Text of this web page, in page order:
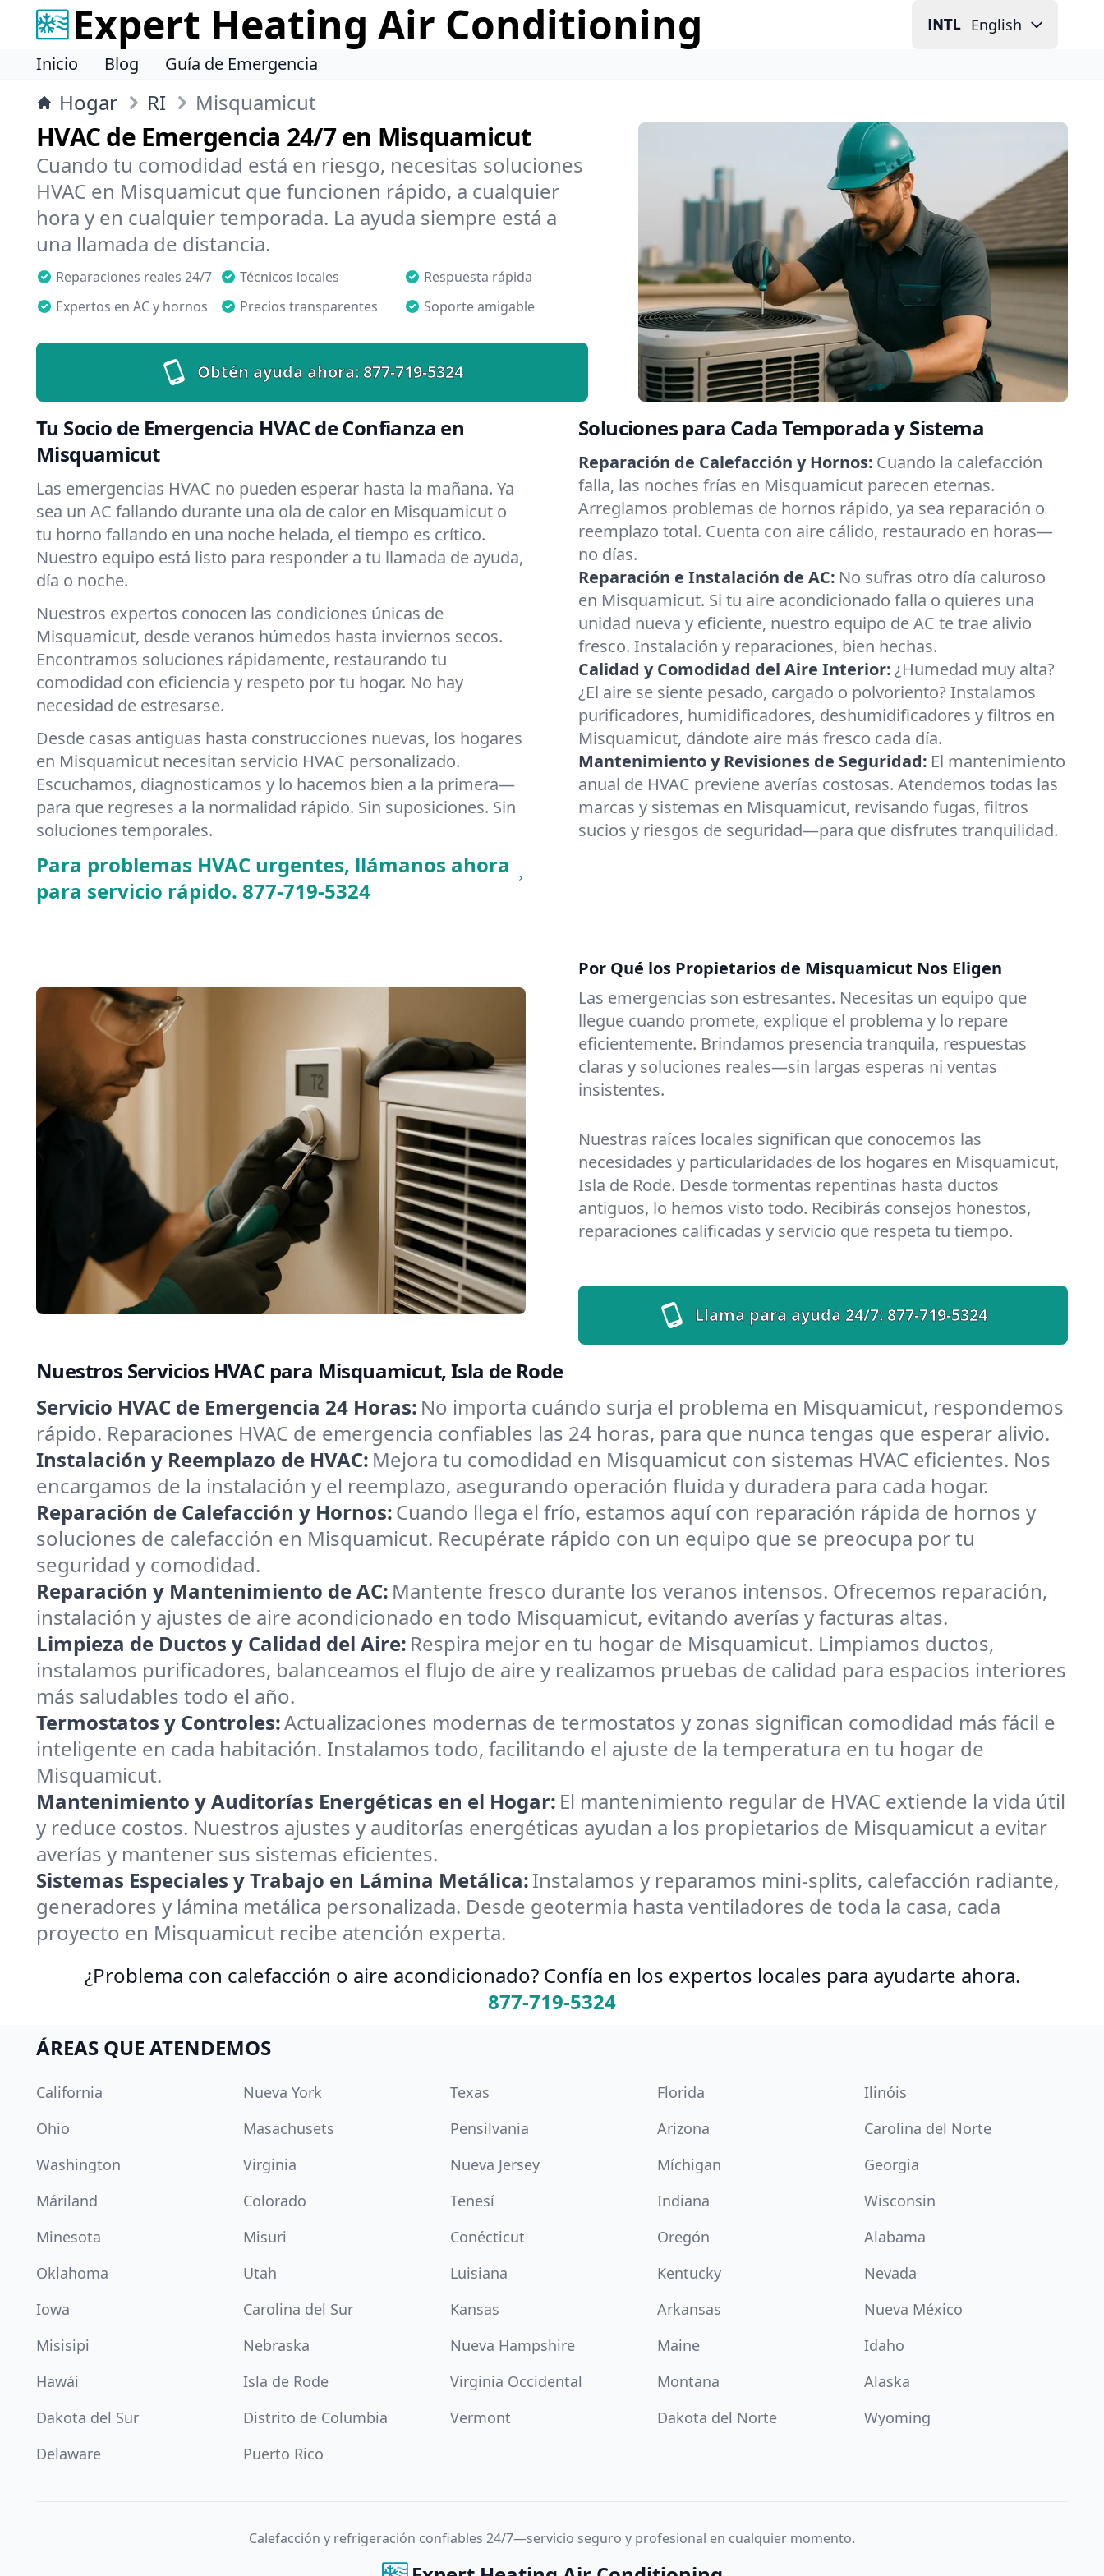
Expert Heating Air Conditioning English
Inicio Blog Guía de Emergencia
Hogar RI Misquamicut
HVAC de Emergencia 24/7 en Misquamicut
Cuando tu comodidad está en riesgo, necesitas soluciones
HVAC en Misquamicut que funcionen rápido, a cualquier
hora y en cualquier temporada. La ayuda siempre está a
una llamada de distancia.
Reparaciones reales 24/7 Técnicos locales
Respuesta rápida
Expertos en AC y hornos
Precios transparentes Soporte amigable
Obtén ayuda ahora:877-719-5324
Tu Socio de Emergencia HVAC de Confianza en
Misquamicut
Las emergencias HVAC no pueden esperar hasta la mañana. Ya
sea un AC fallando durante una ola de calor en Misquamicut o
tu horno fallando en una noche helada, el tiempo es crítico.
Nuestro equipo está listo para responder a tu llamada de ayuda,
día o noche.
Nuestros expertos conocen las condiciones únicas de
Misquamicut, desde veranos húmedos hasta inviernos secos.
Encontramos soluciones rápidamente, restaurando tu
comodidad con eficiencia y respeto por tu hogar. No hay
necesidad de estresarse.
Desde casas antiguas hasta construcciones nuevas, los hogares
en Misquamicut necesitan servicio HVAC personalizado.
Escuchamos, diagnosticamos y lo hacemos bien a la primera—
para que regreses a la normalidad rápido. Sin suposiciones. Sin
soluciones temporales.
Para problemas HVAC urgentes, llámanos ahora
para servicio rápido. 877-719-5324
Soluciones para Cada Temporada y Sistema
Reparación de Calefacción y Hornos: Cuando la calefacción
falla, las noches frías en Misquamicut parecen eternas.
Arreglamos problemas de hornos rápido, ya sea reparación o
reemplazo total. Cuenta con aire cálido, restaurado en horas—
no días.
Reparación e Instalación de AC: No sufras otro día caluroso
en Misquamicut. Si tu aire acondicionado falla o quieres una
unidad nueva y eficiente, nuestro equipo de AC te trae alivio
fresco. Instalación y reparaciones, bien hechas.
Calidad y Comodidad del Aire Interior:¿Humedad muy alta?
¿El aire se siente pesado, cargado o polvoriento? Instalamos
purificadores, humidificadores, deshumidificadores y filtros en
Misquamicut, dándote aire más fresco cada día.
Mantenimiento y Revisiones de Seguridad: El mantenimiento
anual de HVAC previene averías costosas. Atendemos todas las
marcas y sistemas en Misquamicut, revisando fugas, filtros
sucios y riesgos de seguridad—para que disfrutes tranquilidad.
Por Qué los Propietarios de Misquamicut Nos Eligen
Las emergencias son estresantes. Necesitas un equipo que
llegue cuando promete, explique el problema y lo repare
eficientemente. Brindamos presencia tranquila, respuestas
claras y soluciones reales—sin largas esperas ni ventas
insistentes.
Nuestras raíces locales significan que conocemos las
necesidades y particularidades de los hogares en Misquamicut,
Isla de Rode. Desde tormentas repentinas hasta ductos
antiguos, lo hemos visto todo. Recibirás consejos honestos,
reparaciones calificadas y servicio que respeta tu tiempo.
Llama para ayuda 24/7:877-719-5324
Nuestros Servicios HVAC para Misquamicut, Isla de Rode
Servicio HVAC de Emergencia 24 Horas: No importa cuándo surja el problema en Misquamicut, respondemos
rápido. Reparaciones HVAC de emergencia confiables las 24 horas, para que nunca tengas que esperar alivio.
Instalación y Reemplazo de HVAC: Mejora tu comodidad en Misquamicut con sistemas HVAC eficientes. Nos
encargamos de la instalación y el reemplazo, asegurando operación fluida y duradera para cada hogar.
Reparación de Calefacción y Hornos:Cuando llega el frío, estamos aquí con reparación rápida de hornos y
soluciones de calefacción en Misquamicut. Recupérate rápido con un equipo que se preocupa por tu
seguridad y comodidad.
Reparación y Mantenimiento de AC: Mantente fresco durante los veranos intensos. Ofrecemos reparación,
instalación y ajustes de aire acondicionado en todo Misquamicut, evitando averías y facturas altas.
Limpieza de Ductos y Calidad del Aire: Respira mejor en tu hogar de Misquamicut. Limpiamos ductos,
instalamos purificadores, balanceamos el flujo de aire y realizamos pruebas de calidad para espacios interiores
más saludables todo el año.
Termostatos y Controles:Actualizaciones modernas de termostatos y zonas significan comodidad más fácil e
inteligente en cada habitación. Instalamos todo, facilitando el ajuste de la temperatura en tu hogar de
Misquamicut.
Mantenimiento y Auditorías Energéticas en el Hogar: El mantenimiento regular de HVAC extiende la vida útil
y reduce costos. Nuestros ajustes y auditorías energéticas ayudan a los propietarios de Misquamicut a evitar
averías y mantener sus sistemas eficientes.
Sistemas Especiales y Trabajo en Lámina Metálica:Instalamos y reparamos mini-splits, calefacción radiante,
generadores y lámina metálica personalizada. Desde geotermia hasta ventiladores de toda la casa, cada
proyecto en Misquamicut recibe atención experta.
¿Problema con calefacción o aire acondicionado? Confía en los expertos locales para ayudarte ahora.
877-719-5324
ÁREAS QUE ATENDEMOS
California Nueva York Texas Florida
Ilinóis
Ohio
Masachusets Pensilvania Arizona
Carolina del Norte
Washington
Virginia Nueva Jersey Míchigan
Georgia
Máriland
Colorado Tenesí Indiana
Wisconsin
Minesota
Misuri Conécticut Oregón
Alabama
Oklahoma
Utah Luisiana Kentucky
Nevada
Iowa
Carolina del Sur Kansas Arkansas
Nueva México
Misisipi
Nebraska Nueva Hampshire Maine
Idaho
Hawái
Isla de Rode Virginia Occidental Montana
Alaska
Dakota del Sur
Distrito de Columbia Vermont Dakota del Norte
Wyoming
Delaware
Puerto Rico
Calefacción y refrigeración confiables 24/7—servicio seguro y profesional en cualquier momento.